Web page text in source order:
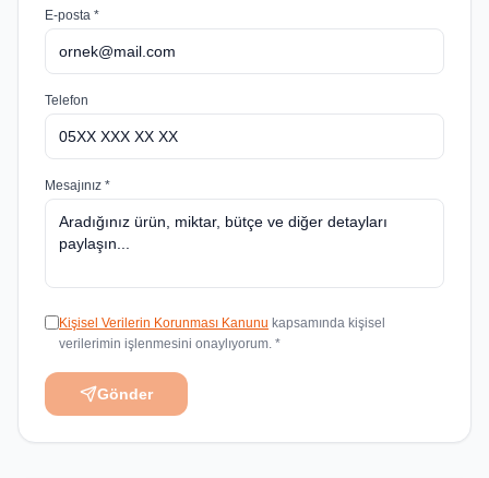
E-posta *
Telefon
Mesajınız *
Kişisel Verilerin Korunması Kanunu kapsamında kişisel
verilerimin işlenmesini onaylıyorum. *
Gönder